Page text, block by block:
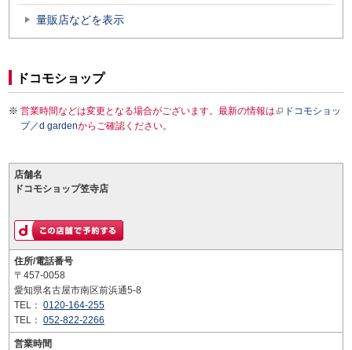
量販店などを表示
ドコモショップ
営業時間などは変更となる場合がございます。最新の情報は
ドコモショッ
プ／d gardenからご確認ください。
店舗名
ドコモショップ笠寺店
住所/電話番号
〒457-0058
愛知県名古屋市南区前浜通5-8
TEL： 0120-164-255
TEL： 052-822-2266
営業時間